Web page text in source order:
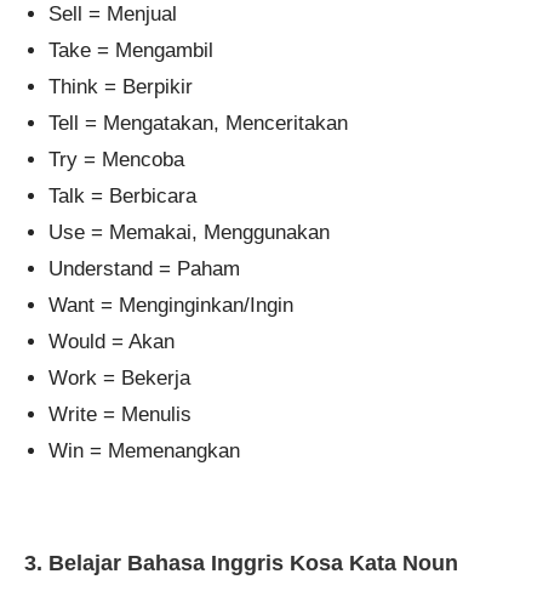
Sell = Menjual
Take = Mengambil
Think = Berpikir
Tell = Mengatakan, Menceritakan
Try = Mencoba
Talk = Berbicara
Use = Memakai, Menggunakan
Understand = Paham
Want = Menginginkan/Ingin
Would = Akan
Work = Bekerja
Write = Menulis
Win = Memenangkan
3. Belajar Bahasa Inggris Kosa Kata Noun